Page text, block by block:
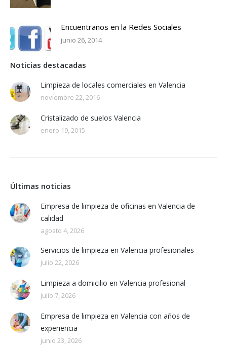
Encuentranos en la Redes Sociales
junio 26, 2014
Noticias destacadas
Limpieza de locales comerciales en Valencia
noviembre 22, 2016
Cristalizado de suelos Valencia
enero 19, 2015
Últimas noticias
Empresa de limpieza de oficinas en Valencia de
calidad
agosto 4, 2026
Servicios de limpieza en Valencia profesionales
julio 22, 2026
Limpieza a domicilio en Valencia profesional
julio 7, 2026
Empresa de limpieza en Valencia con años de
experiencia
junio 23, 2026